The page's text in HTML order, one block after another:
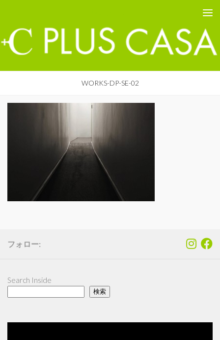
WORKS-DP-SE-02
フォロー:
Search Inside
検索